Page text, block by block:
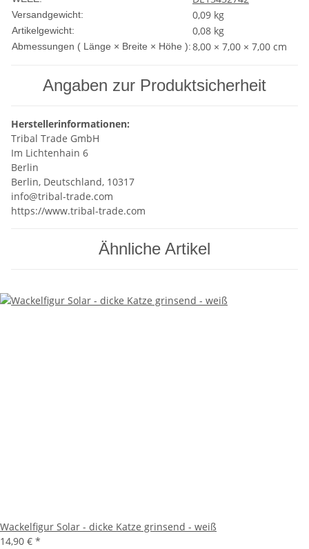
Versandgewicht: 0,09 kg
Artikelgewicht: 0,08 kg
Abmessungen ( Länge × Breite × Höhe ):8,00 × 7,00 × 7,00 cm
Angaben zur Produktsicherheit
Herstellerinformationen:
Tribal Trade GmbH
Im Lichtenhain 6
Berlin
Berlin, Deutschland, 10317
info@tribal-trade.com
https://www.tribal-trade.com
Ähnliche Artikel
Wackelfigur Solar - dicke Katze grinsend - weiß
14,90 € *